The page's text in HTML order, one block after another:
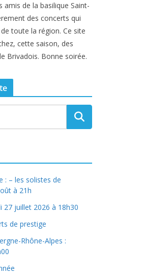
amis de la basilique Saint-
des concerts qui
toute la région. Ce site
cette saison, des
Brivadois. Bonne soirée.
: – les solistes de
à 21h
27 juillet 2026 à 18h30
de prestige
Rhône-Alpes :